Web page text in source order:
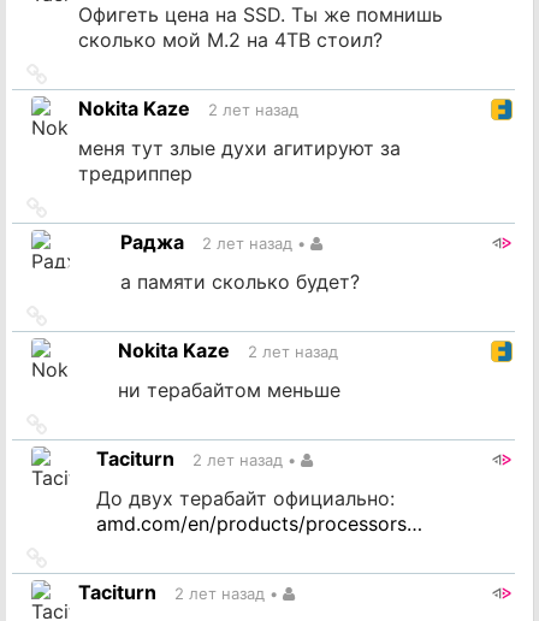
Офигеть цена на SSD. Ты же помнишь
сколько мой M.2 на 4TB стоил?
на
источник
Nokita Kaze 2 лет назад
меня тут злые духи агитируют за
тредриппер
на
источникРаджа 2 лет назад •
а памяти сколько будет?
на
источникNokita Kaze 2 лет назад
ни терабайтом меньше
на
источникTaciturn 2 лет назад •
До двух терабайт официально:
amd.com/en/products/processors…
на
источник
Taciturn 2 лет назад •